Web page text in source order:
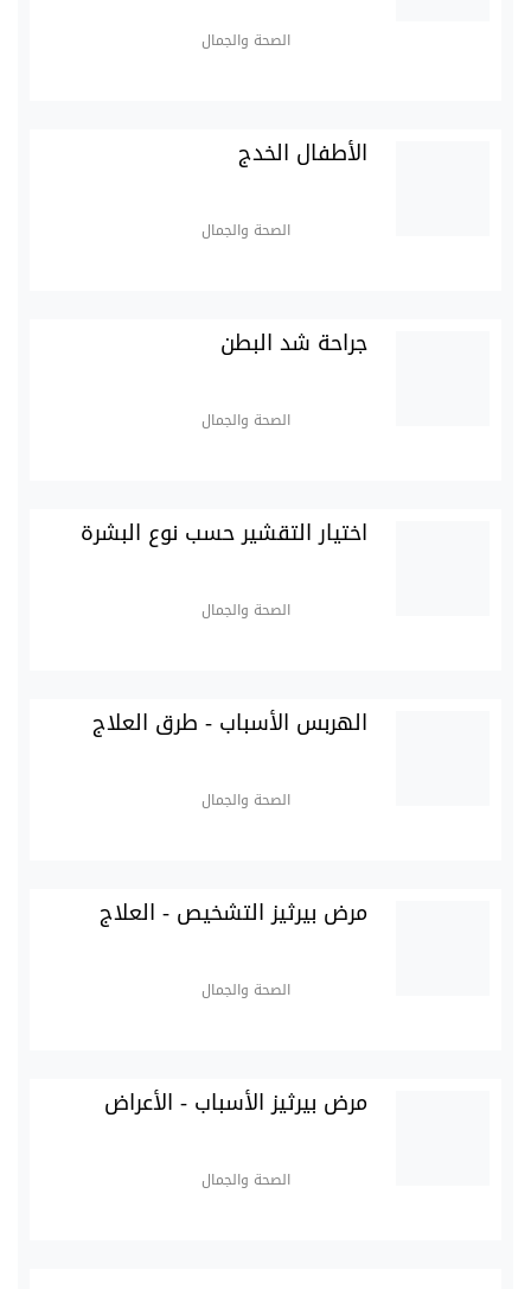
الصحة والجمال
الأطفال الخدج
الصحة والجمال
جراحة شد البطن
الصحة والجمال
اختيار التقشير حسب نوع البشرة
الصحة والجمال
الهربس الأسباب - طرق العلاج
الصحة والجمال
مرض بيرثيز التشخيص - العلاج
الصحة والجمال
مرض بيرثيز الأسباب - الأعراض
الصحة والجمال